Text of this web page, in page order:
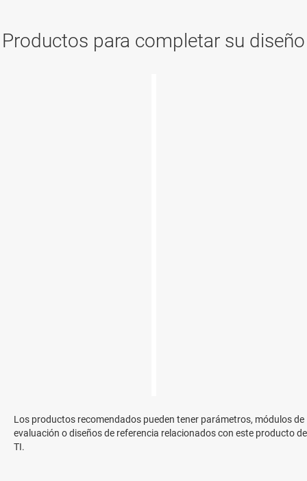
Los productos recomendados pueden tener parámetros, módulos de
evaluación o diseños de referencia relacionados con este producto de
TI.